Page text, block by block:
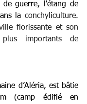
guerre, l'étang de
la conchyliculture.
florissante et son
d’Aléria, est bâtie
(camp édifié en